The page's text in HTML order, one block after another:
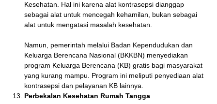
Kesehatan. Hal ini karena alat kontrasepsi dianggap
sebagai alat untuk mencegah kehamilan, bukan sebagai
alat untuk mengatasi masalah kesehatan.
Namun, pemerintah melalui Badan Kependudukan dan
Keluarga Berencana Nasional (BKKBN) menyediakan
program Keluarga Berencana (KB) gratis bagi masyarakat
yang kurang mampu. Program ini meliputi penyediaan alat
kontrasepsi dan pelayanan KB lainnya.
Perbekalan Kesehatan Rumah Tangga